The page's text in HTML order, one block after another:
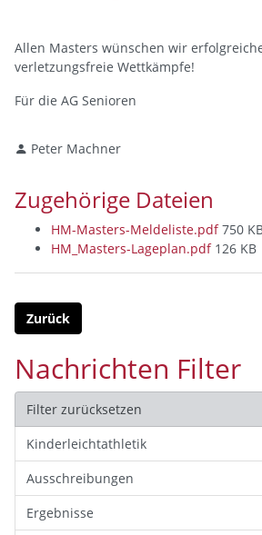
Allen Masters wünschen wir
verletzungsfreie Wettkämpfe!
Für die AG Senioren
Peter Machner
Zugehörige Dateien
HM-Masters-Meldeliste.pdf750
HM_Masters-Lageplan.pdf 126 KB
Zurück
Nachrichten Filter
Filter zurücksetzen
Kinderleichtathletik
Ausschreibungen
Ergebnisse